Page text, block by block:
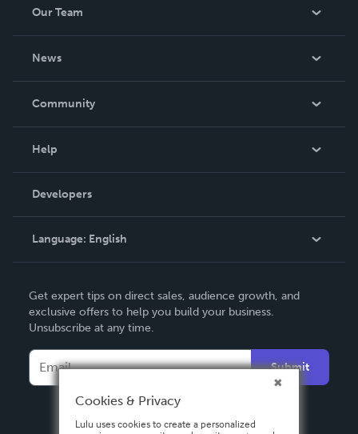
Our Team
News
In The News
Community
Podcast
Help
Order Lookup
Knowledge Base
Contact Support
Developers
Language: English
Deutsch
Français
Italiano
Español
Get expert tips on direct sales, audience growth, and
exclusive offers to help you build your business.
Unsubscribe at any time.
Submit
Cookies & Privacy
Lulu uses cookies to create a personalized